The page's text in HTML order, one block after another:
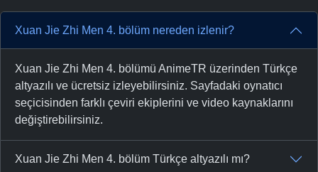
Xuan Jie Zhi Men 4. bölüm nereden izlenir?
Xuan Jie Zhi Men 4. bölümü AnimeTR üzerinden Türkçe
altyazılı ve ücretsiz izleyebilirsiniz. Sayfadaki oynatıcı
seçicisinden farklı çeviri ekiplerini ve video kaynaklarını
değiştirebilirsiniz.
Xuan Jie Zhi Men 4. bölüm Türkçe altyazılı mı?